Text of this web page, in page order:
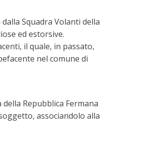
Squadra Volanti della
ed estorsive.
il quale, in passato,
nel comune di
Repubblica Fermana
associandolo alla